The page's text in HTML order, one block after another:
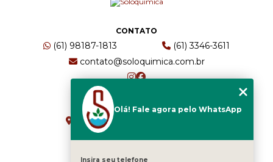
CONTATO
(61) 98187-1813
(61) 3346-3611
contato@soloquimica.com.br
ENDEREÇO
CRS 511 Sul, Bl B, Sl 49 - Asa Sul
Brasília - DF - CEP: 70361-520
Olá! Fale agora pelo WhatsApp
Insira seu telefone